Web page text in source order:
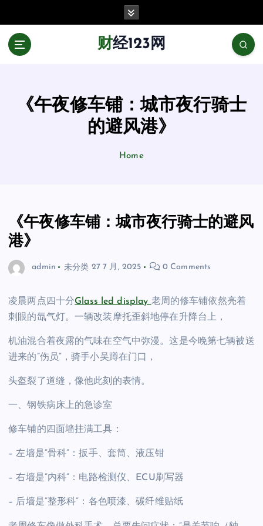
财经123网
《午夜修车铺：城市夜行骑士
的避风港》
Home
《午夜修车铺：城市夜行骑士的避风
港》
admin 未分类 27 7 月, 2025 0 Comments
凌晨两点四十分Glass led display 老周的修车铺依然亮着
刺眼的氙气灯。一辆改装摩托歪斜地停在升降台上，
机油混合着夜露的气味在空气中弥漫。这是今晚第七辆被送
进来的”伤员”，骑手小吴蹲在门口，
头盔裂了道缝，像他此刻的表情。
一、钢铁病床上的急诊室
修车铺的四面墙挂满工具：
– 左墙是”骨科”：扳手、套筒、液压钳
– 右墙是”内科”：电路检测仪、ECU刷写器
– 后墙是”整形科”：各色喷漆、碳纤维贴纸